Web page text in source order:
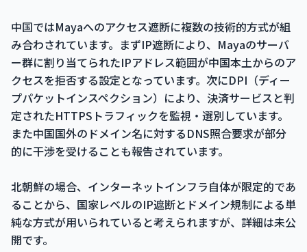
中国ではMayaへのアクセス遮断に複数の技術的方式が組
み合わされています。まずIP遮断により、Mayaのサーバ
ー群に割り当てられたIPアドレス範囲が中国本土からのア
クセスを拒否する設定となっています。次にDPI（ディー
プパケットインスペクション）により、決済サービスと判
定されたHTTPSトラフィックを監視・選別しています。
また中国国外のドメイン名に対するDNS照合要求が部分
的に干渉を受けることも報告されています。
北朝鮮の場合、インターネットインフラ自体が限定的であ
ることから、国家レベルのIP遮断とドメイン規制による単
純な方式が用いられていると考えられますが、詳細は未公
開です。